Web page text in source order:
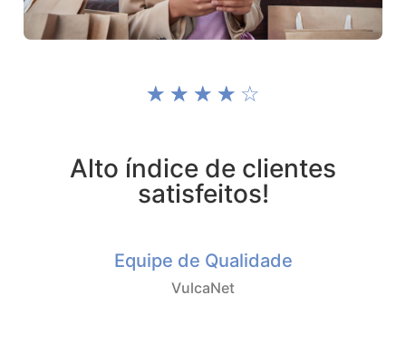
☆ ☆ ☆ ☆ ☆
Alto índice de clientes
satisfeitos!
Equipe de Qualidade
VulcaNet